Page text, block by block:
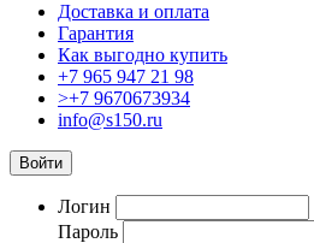
Доставка и оплата
Гарантия
Как выгодно купить
+7 965 947 21 98
>+7 9670673934
info@s150.ru
Войти
Логин
Пароль